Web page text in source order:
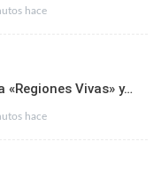
hace
Vivas» y…
hace